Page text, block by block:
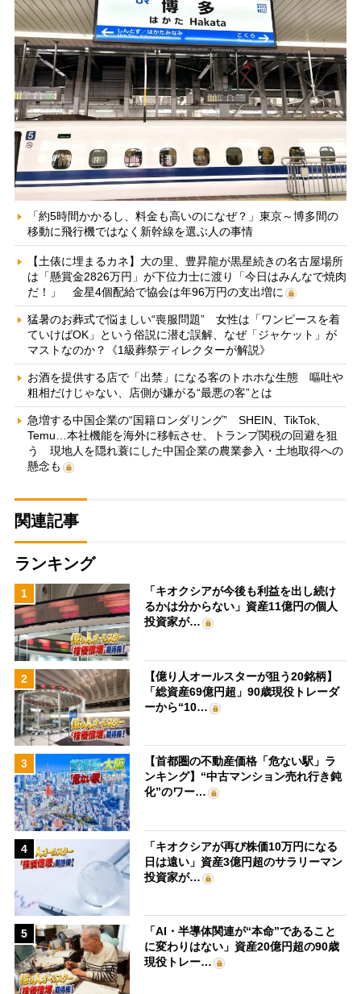
「約5時間かかるし、料金も高いのになぜ？」東京～博多間の
移動に飛行機ではなく新幹線を選ぶ人の事情
【土俵に埋まるカネ】大の里、豊昇龍が黒星続きの名古屋場所
は「懸賞金2826万円」が下位力士に渡り「今日はみんなで焼肉
だ！」 金星4個配給で協会は年96万円の支出増に
猛暑のお葬式で悩ましい“喪服問題” 女性は「ワンピースを着
ていけばOK」という俗説に潜む誤解、なぜ「ジャケット」が
マストなのか？《1級葬祭ディレクターが解説》
お酒を提供する店で「出禁」になる客のトホホな生態 嘔吐や
粗相だけじゃない、店側が嫌がる“最悪の客”とは
急増する中国企業の“国籍ロンダリング” SHEIN、TikTok、
Temu…本社機能を海外に移転させ、トランプ関税の回避を狙
う 現地人を隠れ蓑にした中国企業の農業参入・土地取得への
懸念も
関連記事
ランキング
1
「キオクシアが今後も利益を出し続け
るかは分からない」資産11億円の個人
投資家が…
2
【億り人オールスターが狙う20銘柄】
「総資産69億円超」90歳現役トレーダ
ーから“10…
3
【首都圏の不動産価格「危ない駅」ラ
ンキング】“中古マンション売れ行き鈍
化”のワー…
4
「キオクシアが再び株価10万円になる
日は遠い」資産3億円超のサラリーマン
投資家が…
5
「AI・半導体関連が“本命”であること
に変わりはない」資産20億円超の90歳
現役トレー…